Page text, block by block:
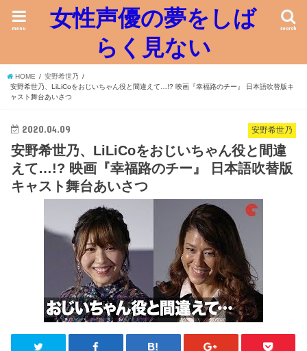
女性声優の夢をしば
らく見ない
search
menu
HOME
安野希世乃
安野希世乃、LiLiCoをおじいちゃん役と間違えて…!? 映画『幸福路のチー』 日本語吹替版キ
ャスト舞台あいさつ
安野希世乃
2020.04.09
安野希世乃、LiLiCoをおじいちゃん役と間違
えて…!? 映画『幸福路のチー』 日本語吹替版
キャスト舞台あいさつ